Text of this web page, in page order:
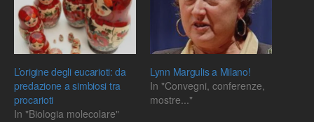
L’origine degli eucarioti: da
predazione a simbiosi tra
procarioti
In "Biologia molecolare"
Lynn Margulis a Milano!
In "Convegni, conferenze,
mostre..."